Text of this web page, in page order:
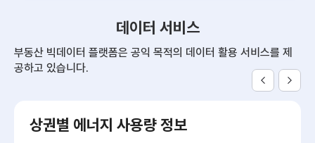
데이터 서비스
부동산 빅데이터 플랫폼은 공익 목적의 데이터 활용 서비스를 제
공하고 있습니다.
상권별 에너지 사용량 정보